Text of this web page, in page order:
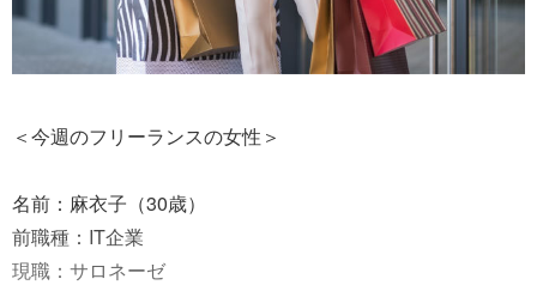
＜今週のフリーランスの女性＞
名前：麻衣子（30歳）
前職種：IT企業
現職：サロネーゼ